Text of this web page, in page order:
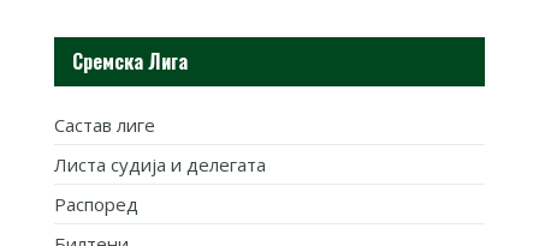
Сремска Лига
Састав лиге
Листа судија и делегата
Распоред